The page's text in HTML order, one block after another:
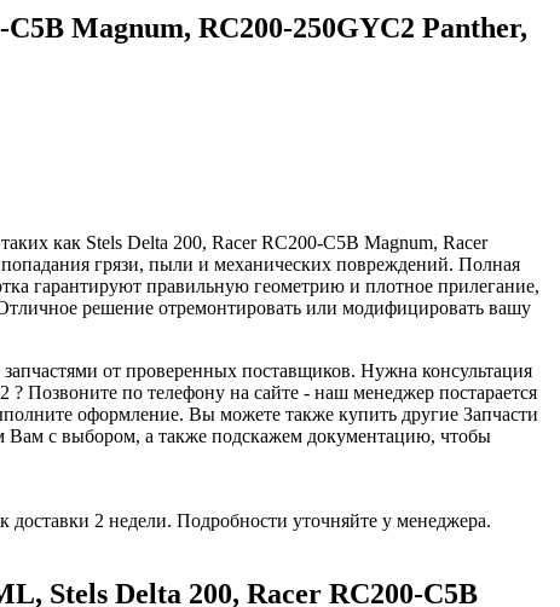
Magnum, RC200-250GYC2 Panther,
как Stels Delta 200, Racer RC200-C5B Magnum, Racer
грязи, пыли и механических повреждений. Полная
гарантируют правильную геометрию и плотное прилегание,
решение отремонтировать или модифицировать вашу
от проверенных поставщиков. Нужна консультация
Позвоните по телефону на сайте - наш менеджер постарается
оформление. Вы можете также купить другие Запчасти
с выбором, а также подскажем документацию, чтобы
2 недели. Подробности уточняйте у менеджера.
Stels Delta 200, Racer RC200-C5B